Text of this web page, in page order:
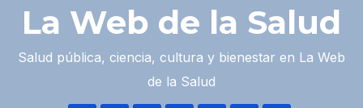
La Web de la Salud
Salud pública, ciencia, cultura y bienestar en La Web
de la Salud